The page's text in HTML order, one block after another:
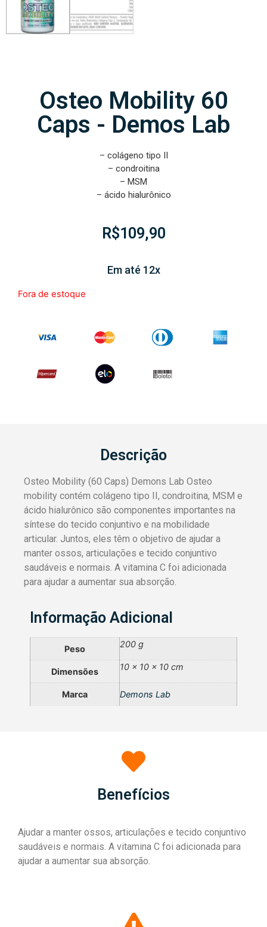
Osteo Mobility 60
Caps - Demos Lab
– colágeno tipo II
– condroitina
– MSM
– ácido hialurônico
R$109,90
Em até 12x
Fora de estoque
Descrição
Osteo Mobility (60 Caps) Demons Lab Osteo
mobility contém colágeno tipo II, condroitina, MSM e
ácido hialurônico são componentes importantes na
síntese do tecido conjuntivo e na mobilidade
articular. Juntos, eles têm o objetivo de ajudar a
manter ossos, articulações e tecido conjuntivo
saudáveis e normais. A vitamina C foi adicionada
para ajudar a aumentar sua absorção.
Informação Adicional
Peso 200 g
Dimensões 10 × 10 × 10 cm
Marca Demons Lab
Benefícios
Ajudar a manter ossos, articulações e tecido conjuntivo
saudáveis e normais. A vitamina C foi adicionada para
ajudar a aumentar sua absorção.